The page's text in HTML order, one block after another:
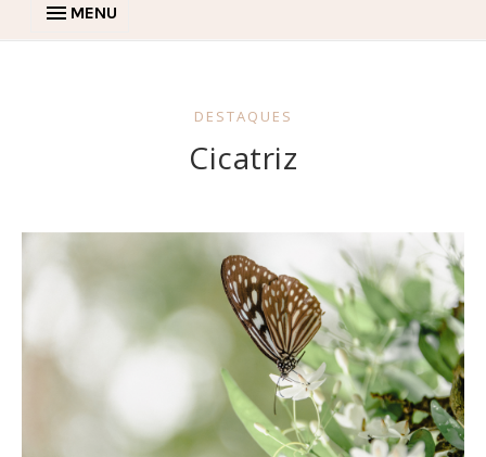
MENU
DESTAQUES
Cicatriz